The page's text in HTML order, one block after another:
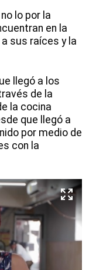
lo por la
en la
sus raíces y la
llegó a los
de la
la cocina
que llegó a
por medio de
con la